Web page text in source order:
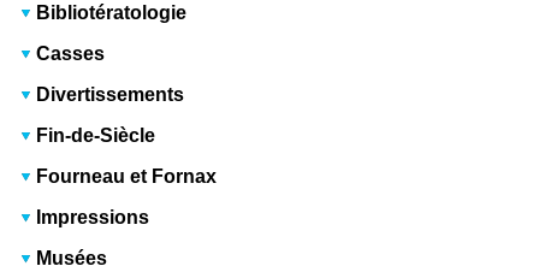
Bibliotératologie
Casses
Divertissements
Fin-de-Siècle
Fourneau et Fornax
Impressions
Musées